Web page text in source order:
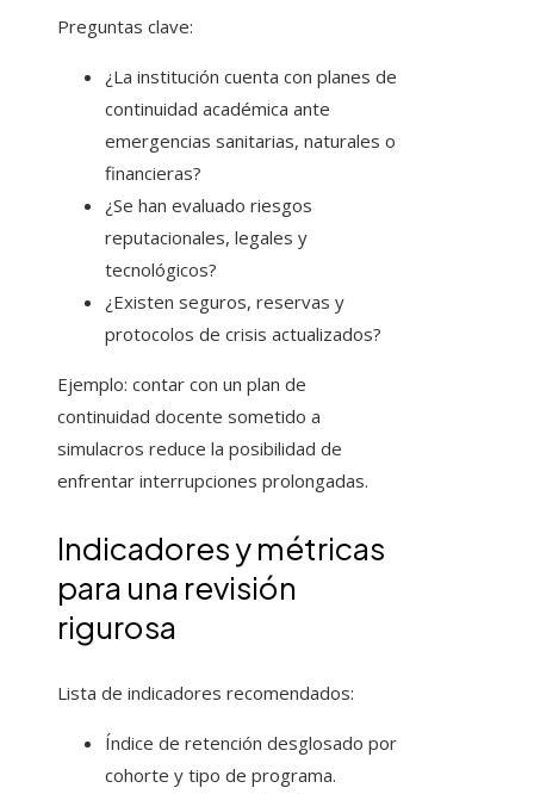
Preguntas clave:
¿La institución cuenta con planes de
continuidad académica ante
emergencias sanitarias, naturales o
financieras?
¿Se han evaluado riesgos
reputacionales, legales y
tecnológicos?
¿Existen seguros, reservas y
protocolos de crisis actualizados?
Ejemplo: contar con un plan de
continuidad docente sometido a
simulacros reduce la posibilidad de
enfrentar interrupciones prolongadas.
Indicadores y métricas
para una revisión
rigurosa
Lista de indicadores recomendados:
Índice de retención desglosado por
cohorte y tipo de programa.